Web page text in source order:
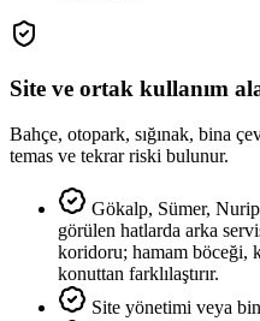
Site ve ortak kullanım
Bahçe, otopark, sığınak, bina
temas ve tekrar riski bulunur.
Gökalp, Sümer,
görülen hatlarda arka
koridoru; hamam böceği,
konuttan farklılaştırır.
Site yönetimi veya